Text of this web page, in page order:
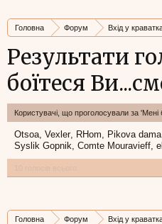
Головна Форум Вхід у
Результати
боїтеся
Користувачі, що проголосували за 'Мені
Otsoa Vexler RHom Pikova dama
Syslik Gopnik Comte Mouravieff
Головна Форум Вхід у